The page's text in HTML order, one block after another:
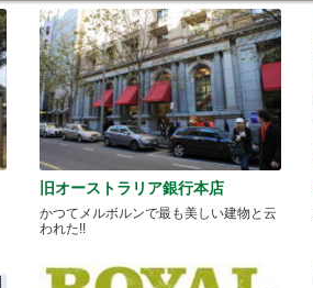
旧オーストラリア銀行本店
かつてメルボルンで最も美しい建物と云
われた!!